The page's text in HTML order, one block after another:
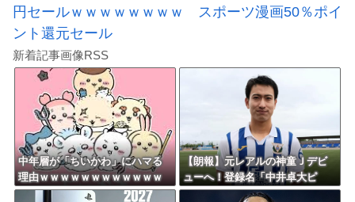
円セールｗｗｗｗｗｗｗｗ スポーツ漫画50％ポイ
ント還元セール
新着記事画像RSS
中年層が「ちいかわ」にハマる
理由ｗｗｗｗｗｗｗｗｗｗｗｗ
ｗｗｗｗｗｗｗｗｗｗｗｗｗｗ
【朗報】元レアルの神童Ｊデビ
ューへ！登録名「中井卓大ピ
ピ」日本初挑戦の22歳今治MFが